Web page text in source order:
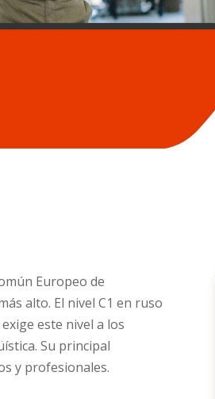
Europeo de
alto. El nivel C1 en ruso
este nivel a los
Su principal
y profesionales.